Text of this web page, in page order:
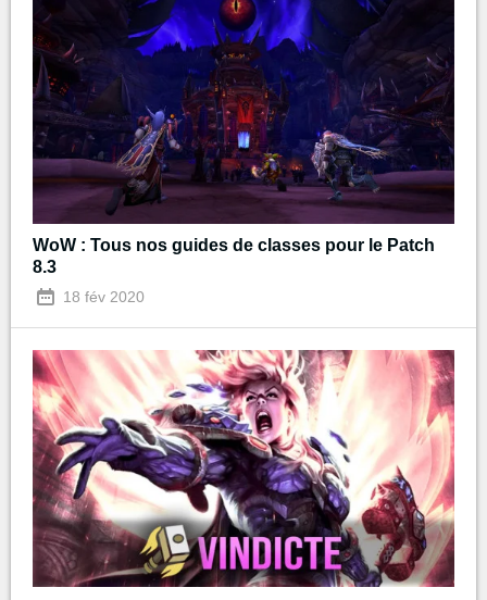
WoW : Tous nos guides de classes pour le Patch
8.3
18 fév 2020